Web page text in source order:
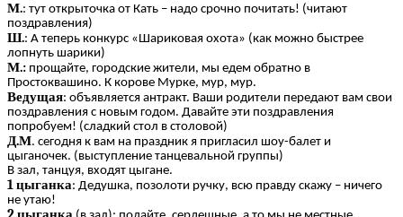
М.: тут открыточка от Кать – надо срочно почитать! (читают
поздравления)
Ш.: А теперь конкурс «Шариковая охота» (как можно быстрее
лопнуть шарики)
М.: прощайте, городские жители, мы едем обратно в
Простоквашино. К корове Мурке, мур, мур.
Ведущая: объявляется антракт. Ваши родители передают вам свои
поздравления с новым годом. Давайте эти поздравления
попробуем! (сладкий стол в столовой)
Д.М. сегодня к вам на праздник я пригласил шоу-балет и
цыганочек. (выступление танцевальной группы)
В зал, танцуя, входят цыгане.
1 цыганка: Дедушка, позолоти ручку, всю правду скажу – ничего
не утаю!